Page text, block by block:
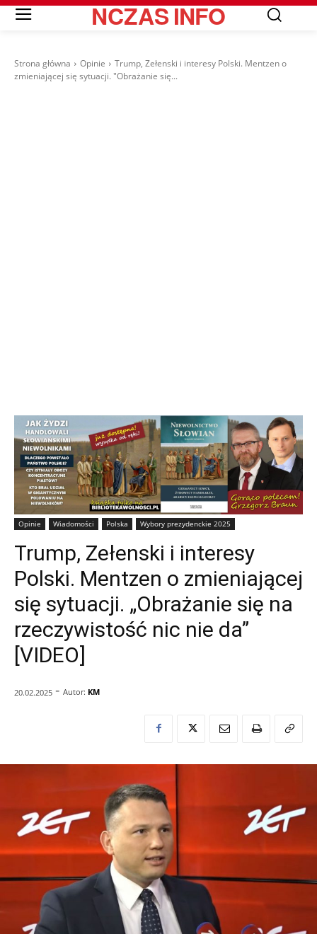
NCZASINFO
Strona główna Opinie
Trump, Zełenski i interesy Polski. Mentzen o
zmieniającej się sytuacji. "Obrażanie się...
Opinie Wiadomości Polska Wybory prezydenckie 2025
Trump, Zełenski i interesy
Polski. Mentzen o zmieniającej
się sytuacji. „Obrażanie się na
rzeczywistość nic nie da”
[VIDEO]
20.02.2025 - Autor: KM